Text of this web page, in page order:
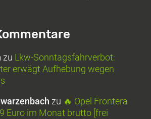
zu Lkw-Sonntagsfahrverbot:
erwägt Aufhebung wegen
zu 🔥 Opel Frontera
Euro im Monat brutto [frei